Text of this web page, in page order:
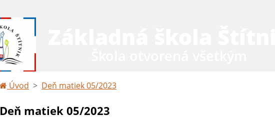
Úvod Deň matiek 05/2023
Deň matiek 05/2023